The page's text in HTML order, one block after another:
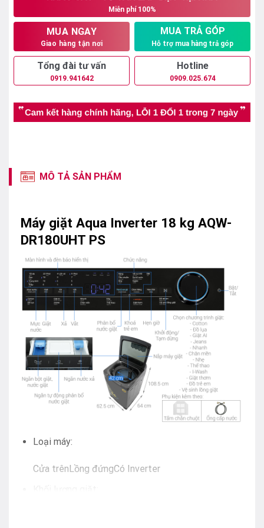
Miễn phí 100%
MUA NGAY
Giao hàng tận nơi
MUA TRẢ GÓP
Hỗ trợ mua hàng trả góp
Tổng đài tư vấn
0919.941642
Hotline
0909.025.674
MÔ TẢ SẢN PHẨM
Máy giặt Aqua Inverter 18 kg AQW-
DR180UHT PS
Loại máy:
Cửa trên Lồng đứngCó Inverter